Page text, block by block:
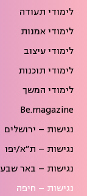
לימודי תעודה
לימודי אמנות
לימודי עיצוב
לימודי תוכנות
לימודי המשך
Be.magazine
נגישות – ירושלים
נגישות – ת״א/יפו
נגישות – באר שבע
נגישות – חיפה